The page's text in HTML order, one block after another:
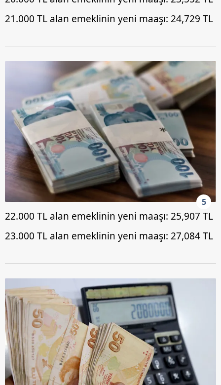
21.000 TL alan emeklinin yeni maaşı: 24,729 TL
5
22.000 TL alan emeklinin yeni maaşı: 25,907 TL
23.000 TL alan emeklinin yeni maaşı: 27,084 TL